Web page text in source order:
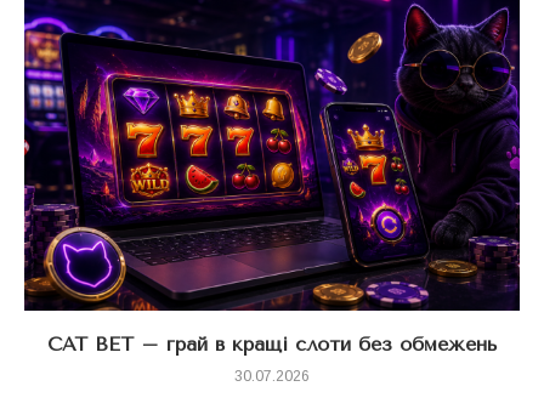
CAT BET – грай в кращі слоти без обмежень
30.07.2026